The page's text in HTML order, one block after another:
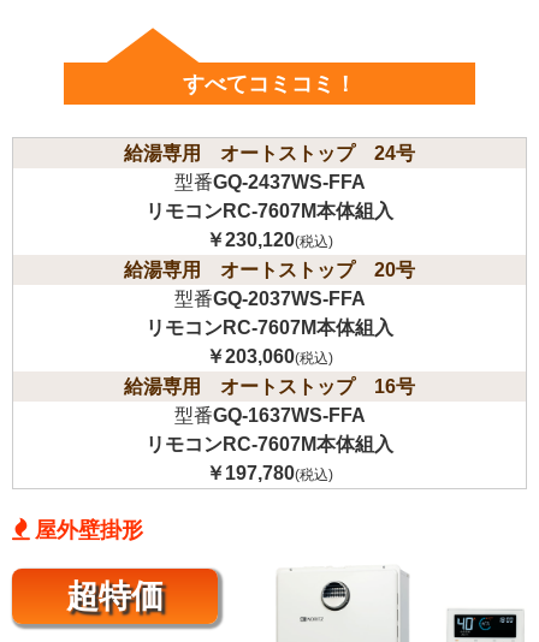
すべてコミコミ！
給湯専用 オートストップ 24号
型番GQ-2437WS-FFA
リモコンRC-7607M本体組入
￥230,120(税込)
給湯専用 オートストップ 20号
型番GQ-2037WS-FFA
リモコンRC-7607M本体組入
￥203,060(税込)
給湯専用 オートストップ 16号
型番GQ-1637WS-FFA
リモコンRC-7607M本体組入
￥197,780(税込)
屋外壁掛形
超特価